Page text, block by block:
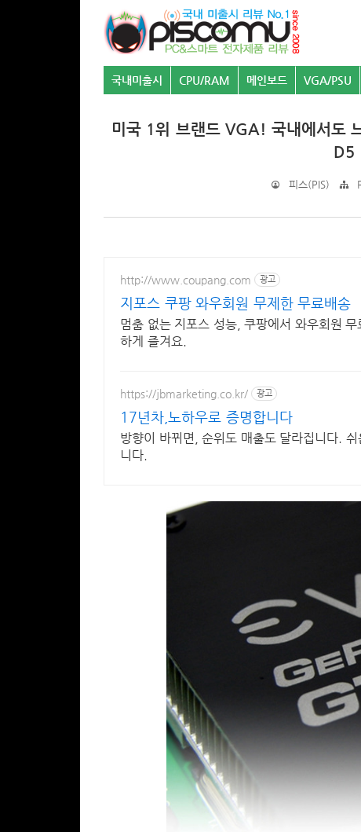
국내미출시 CPU/RAM 메인보드 VGA/PSU
미국 1위 브랜드 VGA! 국내에서도
D5
피스(PIS)
http://www.coupang.com 광고
지포스 쿠팡 와우회원 무제한 무료배송
멈춤 없는 지포스 성능, 쿠팡에서 와우회원
하게 즐겨요.
https://jbmarketing.co.kr/ 광고
17년차,노하우로 증명합니다
방향이 바뀌면, 순위도 매출도 달라집니다.
니다.